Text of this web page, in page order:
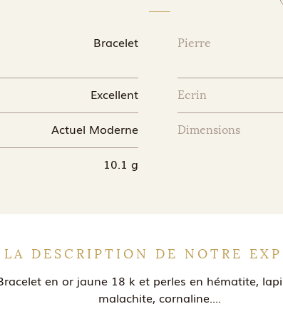
Bracelet Pierre
Excellent Ecrin
Actuel Moderne Dimensions
10.1 g
LA DESCRIPTION DE NOTRE
en or jaune 18 k et perles en hématite,
malachite, cornaline....